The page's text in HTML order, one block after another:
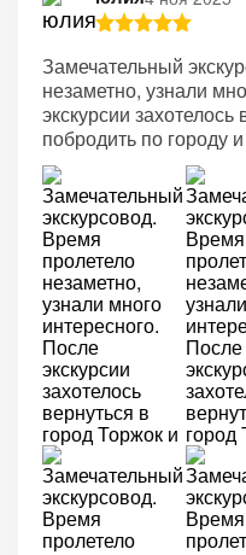
Замечательный
незаметно, узнали
экскурсии
побродить по городу